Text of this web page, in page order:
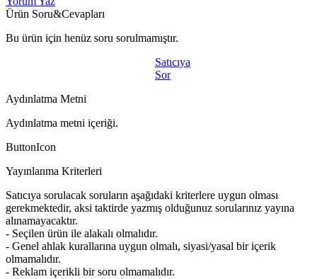
Ürün Soru&Cevapları
Bu ürün için henüz soru sorulmamıştır.
Satıcıya
Sor
Aydınlatma Metni
Aydınlatma metni içeriği.
ButtonIcon
Yayınlanma Kriterleri
Satıcıya sorulacak soruların aşağıdaki kriterlere uygun olması
gerekmektedir, aksi taktirde yazmış olduğunuz sorularınız yayına
alınamayacaktır.
- Seçilen ürün ile alakalı olmalıdır.
- Genel ahlak kurallarına uygun olmalı, siyasi/yasal bir içerik
olmamalıdır.
- Reklam içerikli bir soru olmamalıdır.